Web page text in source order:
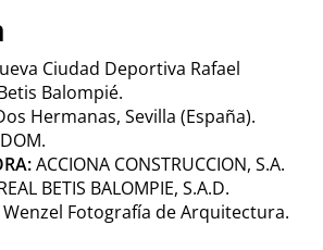
Ciudad Deportiva Rafael
Balompié.
Hermanas, Sevilla (España).
ACCIONA CONSTRUCCION, S.A.
BETIS BALOMPIE, S.A.D.
Wenzel Fotografía de Arquitectura.